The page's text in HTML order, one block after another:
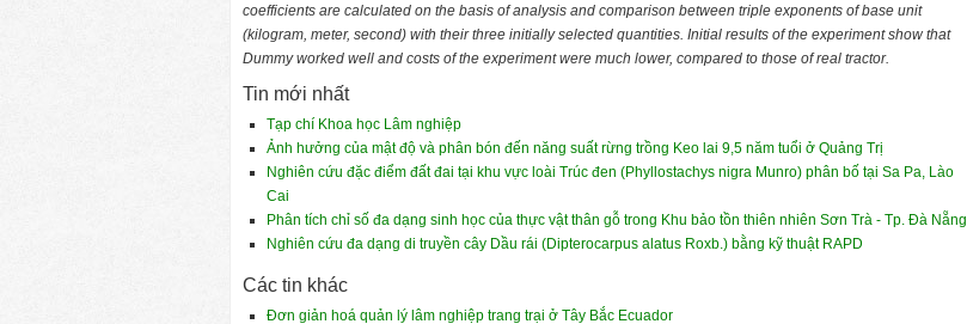
coefficients are calculated on the basis of analysis and comparison between triple exponents of base unit
(kilogram, meter, second) with their three initially selected quantities. Initial results of the experiment show that
Dummy worked well and costs of the experiment were much lower, compared to those of real tractor.
Tin mới nhất
Tạp chí Khoa học Lâm nghiệp
Ảnh hưởng của mật độ và phân bón đến năng suất rừng trồng Keo lai 9,5 năm tuổi ở Quảng Trị
Nghiên cứu đặc điểm đất đai tại khu vực loài Trúc đen (Phyllostachys nigra Munro) phân bố tại Sa Pa, Lào
Cai
Phân tích chỉ số đa dạng sinh học của thực vật thân gỗ trong Khu bảo tồn thiên nhiên Sơn Trà - Tp. Đà Nẵng
Nghiên cứu đa dạng di truyền cây Dầu rái (Dipterocarpus alatus Roxb.) bằng kỹ thuật RAPD
Các tin khác
Đơn giản hoá quản lý lâm nghiệp trang trại ở Tây Bắc Ecuador